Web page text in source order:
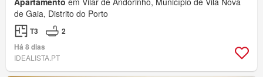
de Gaia, Distrito do Porto
T3
2
Há 8 dias
IDEALISTA.PT